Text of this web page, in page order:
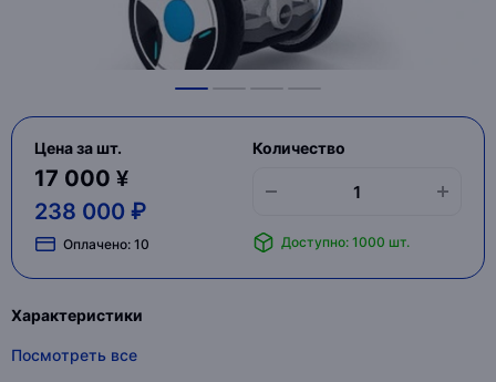
Цена за шт.
17 000 ¥
238 000 ₽
Оплачено: 10
Количество
Доступно: 1000 шт.
Характеристики
Посмотреть все